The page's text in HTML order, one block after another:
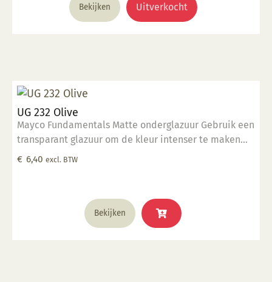
Bekijken Uitverkocht
UG 232 Olive
Mayco Fundamentals Matte onderglazuur Gebruik een
transparant glazuur om de kleur intenser te maken
Geschikt voor gebruiksgoed mits er een transparant
€ 6,40 excl. BTW
Bekijken